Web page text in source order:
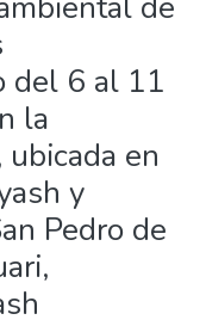
del 6 al 11
la
en
y
Pedro de